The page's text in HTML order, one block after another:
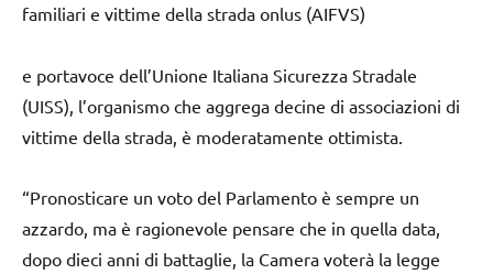
familiari e vittime della strada onlus (AIFVS)
e portavoce dell’Unione Italiana Sicurezza Stradale
(UISS), l’organismo che aggrega decine di associazioni di
vittime della strada, è moderatamente ottimista.
“Pronosticare un voto del Parlamento è sempre un
azzardo, ma è ragionevole pensare che in quella data,
dopo dieci anni di battaglie, la Camera voterà la legge